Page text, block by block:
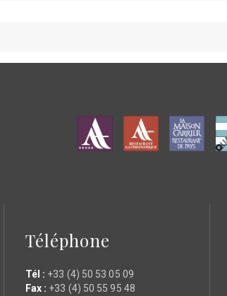
Téléphone
Tél : +33 (4) 50 53 05 09
Fax : +33 (4) 50 55 95 48